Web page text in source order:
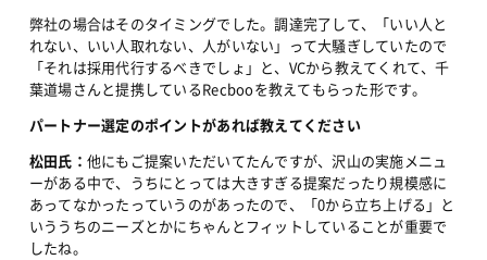
弊社の場合はそのタイミングでした。調達完了して、「いい人と
れない、いい人取れない、人がいない」って大騒ぎしていたので
「それは採用代行するべきでしょ」と、VCから教えてくれて、千
葉道場さんと提携しているRecbooを教えてもらった形です。
パートナー選定のポイントがあれば教えてください
松田氏： 他にもご提案いただいてたんですが、沢山の実施メニュ
ーがある中で、うちにとっては大きすぎる提案だったり規模感に
あってなかったっていうのがあったので、「0から立ち上げる」と
いううちのニーズとかにちゃんとフィットしていることが重要で
したね。